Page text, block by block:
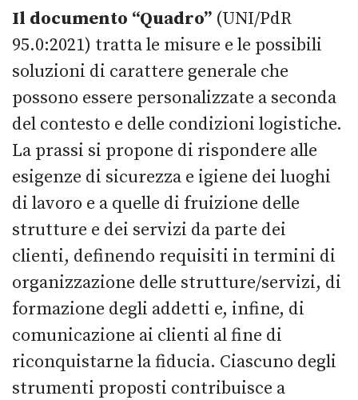
Il documento “Quadro” (UNI/PdR
95.0:2021) tratta le misure e le possibili
soluzioni di carattere generale che
possono essere personalizzate a seconda
del contesto e delle condizioni logistiche.
La prassi si propone di rispondere alle
esigenze di sicurezza e igiene dei luoghi
di lavoro e a quelle di fruizione delle
strutture e dei servizi da parte dei
clienti, definendo requisiti in termini di
organizzazione delle strutture/servizi, di
formazione degli addetti e, infine, di
comunicazione ai clienti al fine di
riconquistarne la fiducia. Ciascuno degli
strumenti proposti contribuisce a